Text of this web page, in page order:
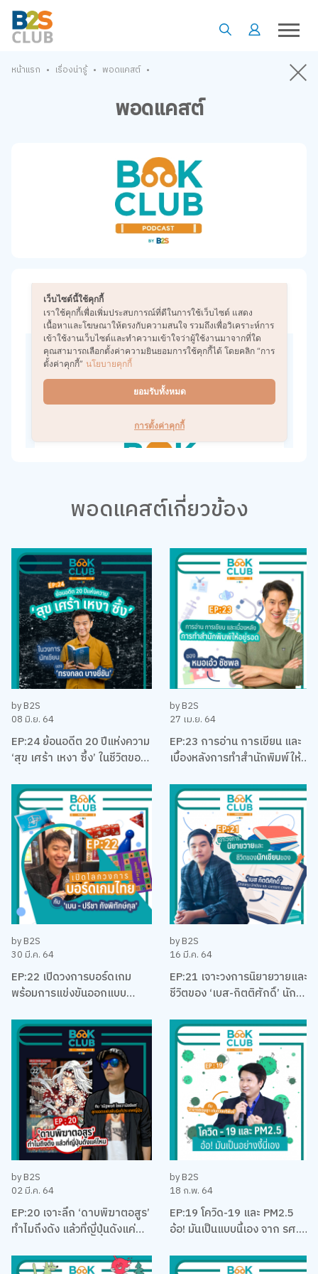
หน้าแรก • เรื่องน่ารู้ • พอดแคสต์ •
พอดแคสต์
พอดแคสต์เกี่ยวข้อง
by B2S
08 มิ.ย. 64
EP:24 ย้อนอดีต 20 ปีแห่งความ
‘สุข เศร้า เหงา ซึ้ง’ ในชีวิตของ
‘ทรงกลด บางยี่ขัน’
by B2S
27 เม.ย. 64
EP:23 การอ่าน การเขียน และ
เบื้องหลังการทำสำนักพิมพ์ให้
แนะนำ กับหมอเอ้ว ชัชพล
by B2S
30 มี.ค. 64
EP:22 เปิดวงการบอร์ดเกม
พร้อมการแข่งขันออกแบบ
ประเทศไทยกับ เบน – ปรีชา กัง
พิทักษ์กุล
by B2S
16 มี.ค. 64
EP:21 เจาะวงการนิยายวายและ
ชีวิตของ ‘เบส-กิตติศักดิ์’ นัก
บริหาร
by B2S
02 มี.ค. 64
EP:20 เจาะลึก ‘ดาบพิฆาตอสูร’
ทำไมถึงดัง แล้วที่ญี่ปุ่นดังแค่
คุง-ณัฐพงศ์ ไชยวานิชย์ผล
by B2S
18 ก.พ. 64
EP:19 โควิด-19 และ PM2.5
อ้อ! มันเป็นแบบนี้เอง จาก รศ.